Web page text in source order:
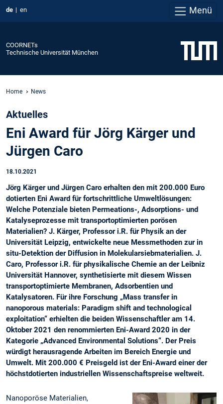
de en Menü
COORNETs
Technische Universität München
Home News
Aktuelles
Eni Award für Jörg Kärger und
Jürgen Caro
18.10.2021
Jörg Kärger und Jürgen Caro erhalten den mit 200.000 Euro
dotierten Eni Award für fortschrittliche Umweltlösungen:
Welche Potenziale bieten Permeations-, Adsorptions- und
Katalyseprozesse mit transportoptimierten porösen
Materialien? J. Kärger, Professor i.R. für Physik an der
Universität Leipzig, entwickelte neue Messmethoden zur in
situ-Detektion der Diffusion in Molekularsiebmaterialien. J.
Caro, Professor i.R. für physikalische Chemie an der Leibniz
Universität Hannover, synthetisierte mit diesem Wissen
transportoptimierte Membranen, Adsorbentien und
Katalysatoren. Für ihre Forschung „Mass transfer in
nanoporous materials: Paradigm shift and technological
exploitation“ erhielten die beiden Wissenschaftler am 14.
Oktober 2021 den renommierten Eni-Award 2020 in der
Kategorie „Advanced Environmental Solutions“. Der Preis
würdigt herausragende Arbeiten im Bereich Energie und
Umwelt. Mit 200.000 € Preisgeld ist der Eni-Award einer der
höchstdotierten industriellen Wissenschaftspreise weltweit.
Nanoporöse Materialien,